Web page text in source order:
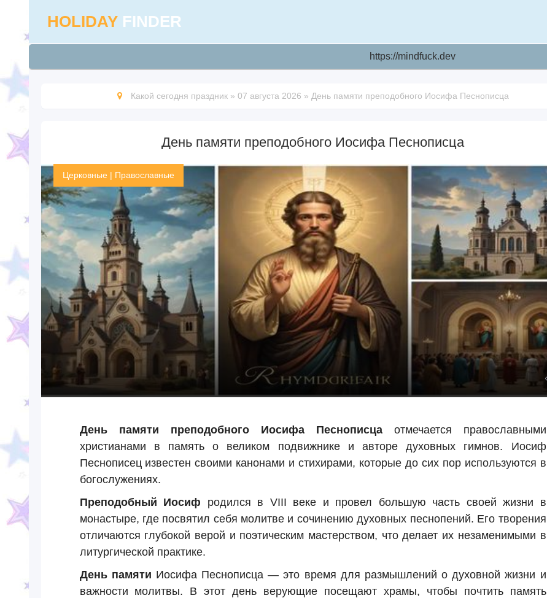
HOLIDAY FINDER
https://mindfuck.dev
Какой сегодня праздник » 07 августа 2026 » День памяти преподобного Иосифа Песнописца
День памяти преподобного Иосифа Песнописца
Церковные | Православные
День памяти преподобного Иосифа Песнописцаотмечается православными
христианами в память о великом подвижнике и авторе духовных гимнов. Иосиф
Песнописец известен своими канонами и стихирами, которые до сих пор используются в
богослужениях.
Преподобный Иосиф родился в VIII веке и провел большую часть своей жизни в
монастыре, где посвятил себя молитве и сочинению духовных песнопений. Его творения
отличаются глубокой верой и поэтическим мастерством, что делает их незаменимыми в
литургической практике.
День памяти Иосифа Песнописца — это время для размышлений о духовной жизни и
важности молитвы. В этот день верующие посещают храмы, чтобы почтить память